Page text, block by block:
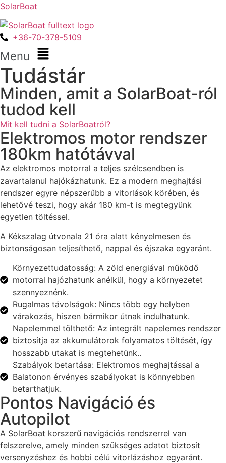
SolarBoat
+36-70-378-5109
Menu
Tudástár
Minden, amit a SolarBoat-ról
tudod kell
Mit kell tudni a SolarBoatról?
Elektromos motor rendszer
180km hatótávval
Az elektromos motorral a teljes szélcsendben is
zavartalanul hajókázhatunk. Ez a modern meghajtási
rendszer egyre népszerűbb a vitorlások körében, és
lehetővé teszi, hogy akár 180 km-t is megtegyünk
egyetlen töltéssel.
A Kékszalag útvonala 21 óra alatt kényelmesen és
biztonságosan teljesíthető, nappal és éjszaka egyaránt.
Környezettudatosság: A zöld energiával működő
motorral hajózhatunk anélkül, hogy a környezetet
szennyeznénk.
Rugalmas távolságok: Nincs több egy helyben
várakozás, hiszen bármikor útnak indulhatunk.
Napelemmel tölthető: Az integrált napelemes rendszer
biztosítja az akkumulátorok folyamatos töltését, így
hosszabb utakat is megtehetünk..
Szabályok betartása: Elektromos meghajtással a
Balatonon érvényes szabályokat is könnyebben
betarthatjuk.
Pontos Navigáció és
Autopilot
A SolarBoat korszerű navigációs rendszerrel van
felszerelve, amely minden szükséges adatot biztosít
versenyzéshez és hobbi célú vitorlázáshoz egyaránt.